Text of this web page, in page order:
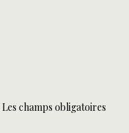
Les champs obligatoires